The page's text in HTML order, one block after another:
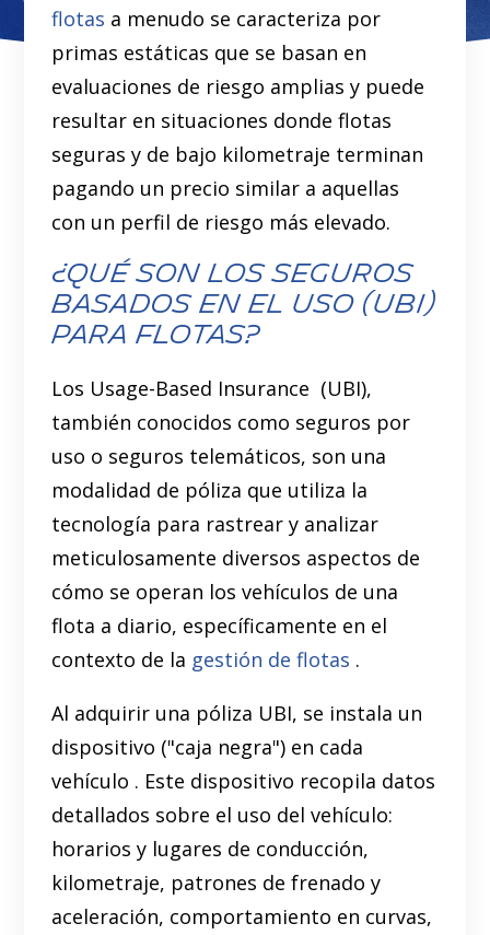
flotas a menudo se caracteriza por
primas estáticas que se basan en
evaluaciones de riesgo amplias y puede
resultar en situaciones donde flotas
seguras y de bajo kilometraje terminan
pagando un precio similar a aquellas
con un perfil de riesgo más elevado.
¿Qué son los Seguros
Basados en el Uso (UBI)
para Flotas?
Los Usage-Based Insurance (UBI),
también conocidos como seguros por
uso o seguros telemáticos, son una
modalidad de póliza que utiliza la
tecnología para rastrear y analizar
meticulosamente diversos aspectos de
cómo se operan los vehículos de una
flota a diario, específicamente en el
contexto de la gestión de flotas .
Al adquirir una póliza UBI, se instala un
dispositivo ("caja negra") en cada
vehículo . Este dispositivo recopila datos
detallados sobre el uso del vehículo:
horarios y lugares de conducción,
kilometraje, patrones de frenado y
aceleración, comportamiento en curvas,